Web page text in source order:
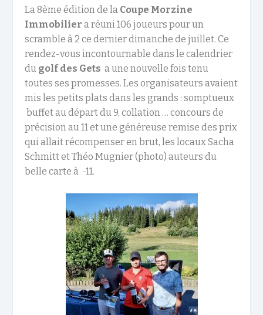
La 8ème édition de la Coupe Morzine
Immobilier a réuni 106 joueurs pour un
scramble à 2 ce dernier dimanche de juillet. Ce
rendez-vous incontournable dans le calendrier
du golf des Gets a une nouvelle fois tenu
toutes ses promesses. Les organisateurs avaient
mis les petits plats dans les grands : somptueux
buffet au départ du 9, collation … concours de
précision au 11 et une généreuse remise des prix
qui allait récompenser en brut, les locaux Sacha
Schmitt et Théo Mugnier (photo) auteurs du
belle carte à -11.